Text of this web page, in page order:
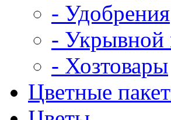
- Удобрения
- Укрывной
- Хозтовары
Цветные